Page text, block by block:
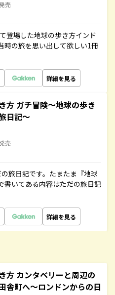
売
登場した地球の歩き方インド
の旅を思い出して欲しい1冊
詳細を見る
方 ガチ冒険～地球の歩き
日記～
売
旅日記です。たまたま『地球
書いてある内容はただの旅日記
詳細を見る
方 カンタベリーと周辺の
舎町へ～ロンドンからの日